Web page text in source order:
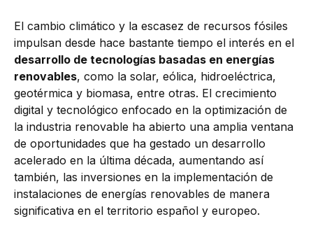
El cambio climático y la escasez de recursos fósiles
impulsan desde hace bastante tiempo el interés en el
desarrollo de tecnologías basadas en energías
renovables, como la solar, eólica, hidroeléctrica,
geotérmica y biomasa, entre otras. El crecimiento
digital y tecnológico enfocado en la optimización de
la industria renovable ha abierto una amplia ventana
de oportunidades que ha gestado un desarrollo
acelerado en la última década, aumentando así
también, las inversiones en la implementación de
instalaciones de energías renovables de manera
significativa en el territorio español y europeo.